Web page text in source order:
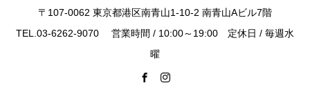
〒107-0062 東京都港区南青山1-10-2 南青山Aビル7階
TEL.03-6262-9070 営業時間 / 10:00～19:00 定休日 / 毎週水
曜